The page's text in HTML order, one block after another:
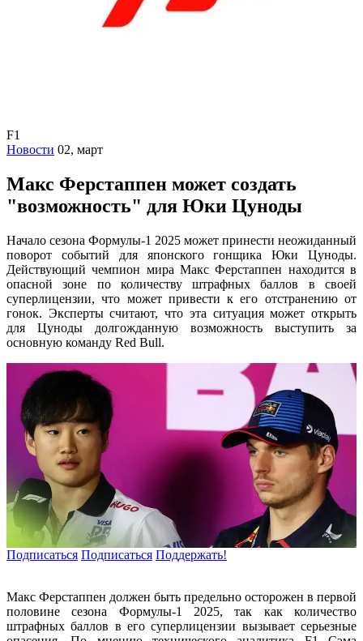
F1
Новости 02, март
Макс Ферстаппен может создать
"возможность" для Юки Цуноды
Начало сезона Формулы-1 2025 может принести неожиданный
поворот событий для японского гонщика Юки Цуноды.
Действующий чемпион мира Макс Ферстаппен находится в
опасной зоне по количеству штрафных баллов в своей
суперлицензии, что может привести к его отстранению от
гонок. Эксперты считают, что эта ситуация может открыть
для Цуноды долгожданную возможность выступить за
основную команду Red Bull.
Подписаться Подписаться Поддержать!
Макс Ферстаппен должен быть предельно осторожен в первой
половине сезона Формулы-1 2025, так как количество
штрафных баллов в его суперлицензии вызывает серьезные